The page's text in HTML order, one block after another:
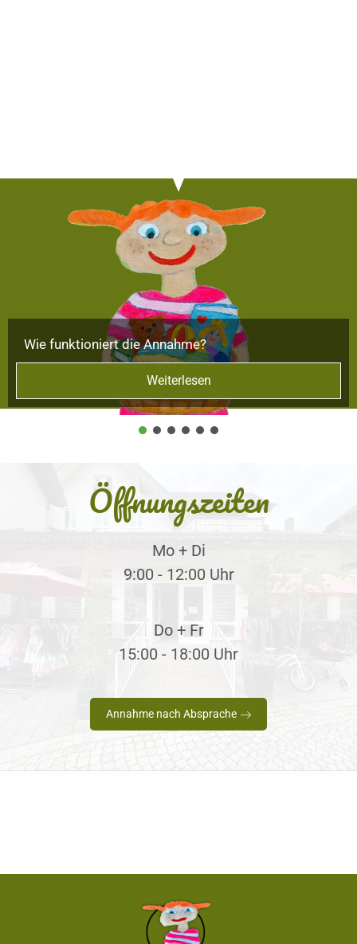
Wie funktioniert die Annahme?
Weiterlesen
Öffnungszeiten
Mo + Di
9:00 - 12:00 Uhr
Do + Fr
15:00 - 18:00 Uhr
Annahme nach Absprache